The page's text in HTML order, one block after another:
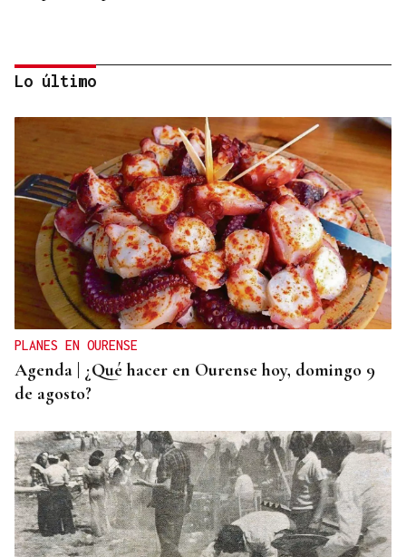
PRIMER AÑO
El servicio de Anatomía Patológica del CHUO, el
lugar donde se pone nombre y apellidos al cáncer
Lo último
PLANES EN OURENSE
Agenda | ¿Qué hacer en Ourense hoy, domingo 9
de agosto?